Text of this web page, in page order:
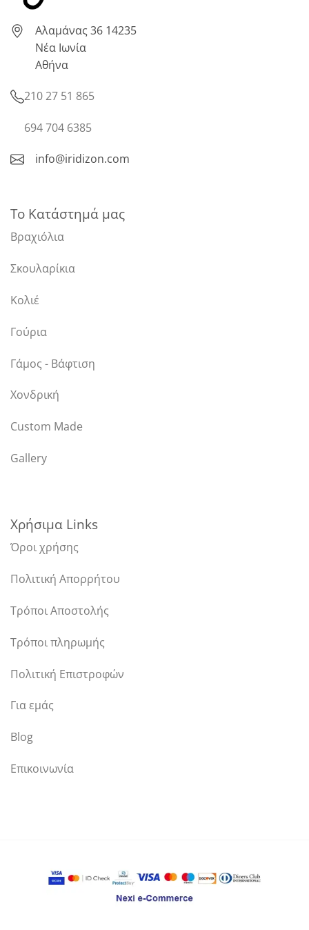
Αλαμάνας 36 14235
Νέα Ιωνία
Αθήνα
210 27 51 865
694 704 6385
info@iridizon.com
Το Κατάστημά μας
Βραχιόλια
Σκουλαρίκια
Κολιέ
Γούρια
Γάμος - Βάφτιση
Χονδρική
Custom Made
Gallery
Χρήσιμα Links
Όροι χρήσης
Πολιτική Απορρήτου
Τρόποι Αποστολής
Τρόποι πληρωμής
Πολιτική Επιστροφών
Για εμάς
Blog
Επικοινωνία